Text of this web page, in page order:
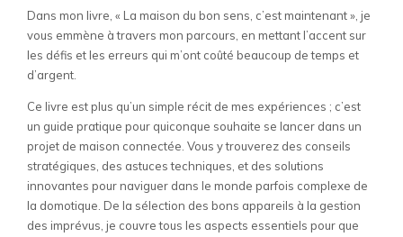
Dans mon livre, « La maison du bon sens, c’est maintenant », je
vous emmène à travers mon parcours, en mettant l’accent sur
les défis et les erreurs qui m’ont coûté beaucoup de temps et
d’argent.
Ce livre est plus qu’un simple récit de mes expériences ; c’est
un guide pratique pour quiconque souhaite se lancer dans un
projet de maison connectée. Vous y trouverez des conseils
stratégiques, des astuces techniques, et des solutions
innovantes pour naviguer dans le monde parfois complexe de
la domotique. De la sélection des bons appareils à la gestion
des imprévus, je couvre tous les aspects essentiels pour que